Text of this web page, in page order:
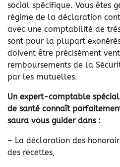
social spécifique. Vous êtes
régime de la déclaration
avec une comptabilité de
sont pour la plupart
doivent être précisément
remboursements de la
par les mutuelles.
Un expert-comptable
de santé connaît
saura vous guider dans :
– La déclaration des
des recettes,